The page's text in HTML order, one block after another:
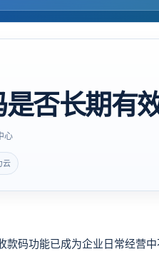
否长期有效
心
云
码功能已成为企业日常经营中